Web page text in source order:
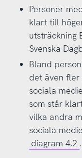
Personer
klart till
utsträckning
Svenska
Bland
det även fler
sociala
som står
vilka andra
sociala
diagram 4.2 .